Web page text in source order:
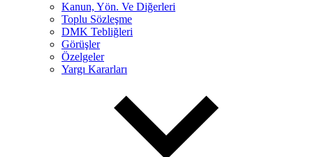
Kanun, Yön. Ve Diğerleri
Toplu Sözleşme
DMK Tebliğleri
Görüşler
Özelgeler
Yargı Kararları